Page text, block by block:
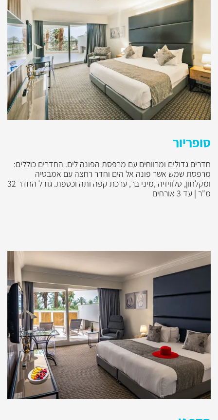
סופריור
חדרים גדולים ומרווחים עם מרפסת הפונה לים. החדרים כוללים:
מרפסת שמש אשר פונה אל הים וחדר רחצה עם אמבטיה
ומקלחון, טלוויזיה ,מיני בר, ערכת קפה ותה וכספת. גודל החדר 32
מ"ר | עד 3 אורחים